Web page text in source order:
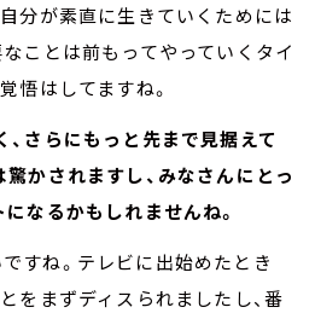
分が素直に生きていくためには
ことは前もってやっていくタイ
悟はしてますね。
さらにもっと先まで見据えて
かされますし、みなさんにとっ
なるかもしれませんね。
すね。テレビに出始めたとき
をまずディスられましたし、番